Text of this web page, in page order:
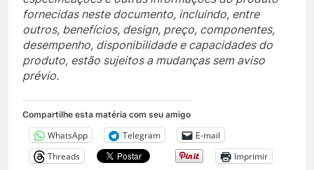
fornecidas neste documento, incluindo, entre
outros, benefícios, design, preço, componentes,
desempenho, disponibilidade e capacidades do
produto, estão sujeitos a mudanças sem aviso
prévio.
Compartilhe esta matéria com seu amigo
WhatsApp Telegram
E-mail
Threads
Imprimir